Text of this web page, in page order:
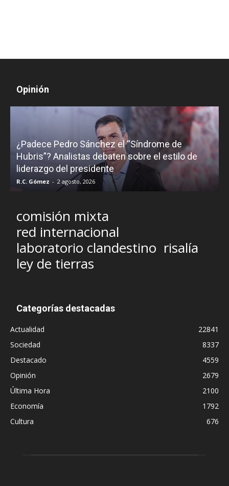
Opinión
¿Padece Pedro Sánchez el “Síndrome de
Hubris”? Analistas debaten sobre el estilo de
liderazgo del presidente
R.C. Gómez - 2 agosto, 2026
comisión mixta
red internacional
laboratorio clandestino risalía
ley de tierras
Categorías destacadas
Actualidad
22841
Sociedad
8337
Destacado
4559
Opinión
2679
Última Hora
2100
Economía
1792
Cultura
676